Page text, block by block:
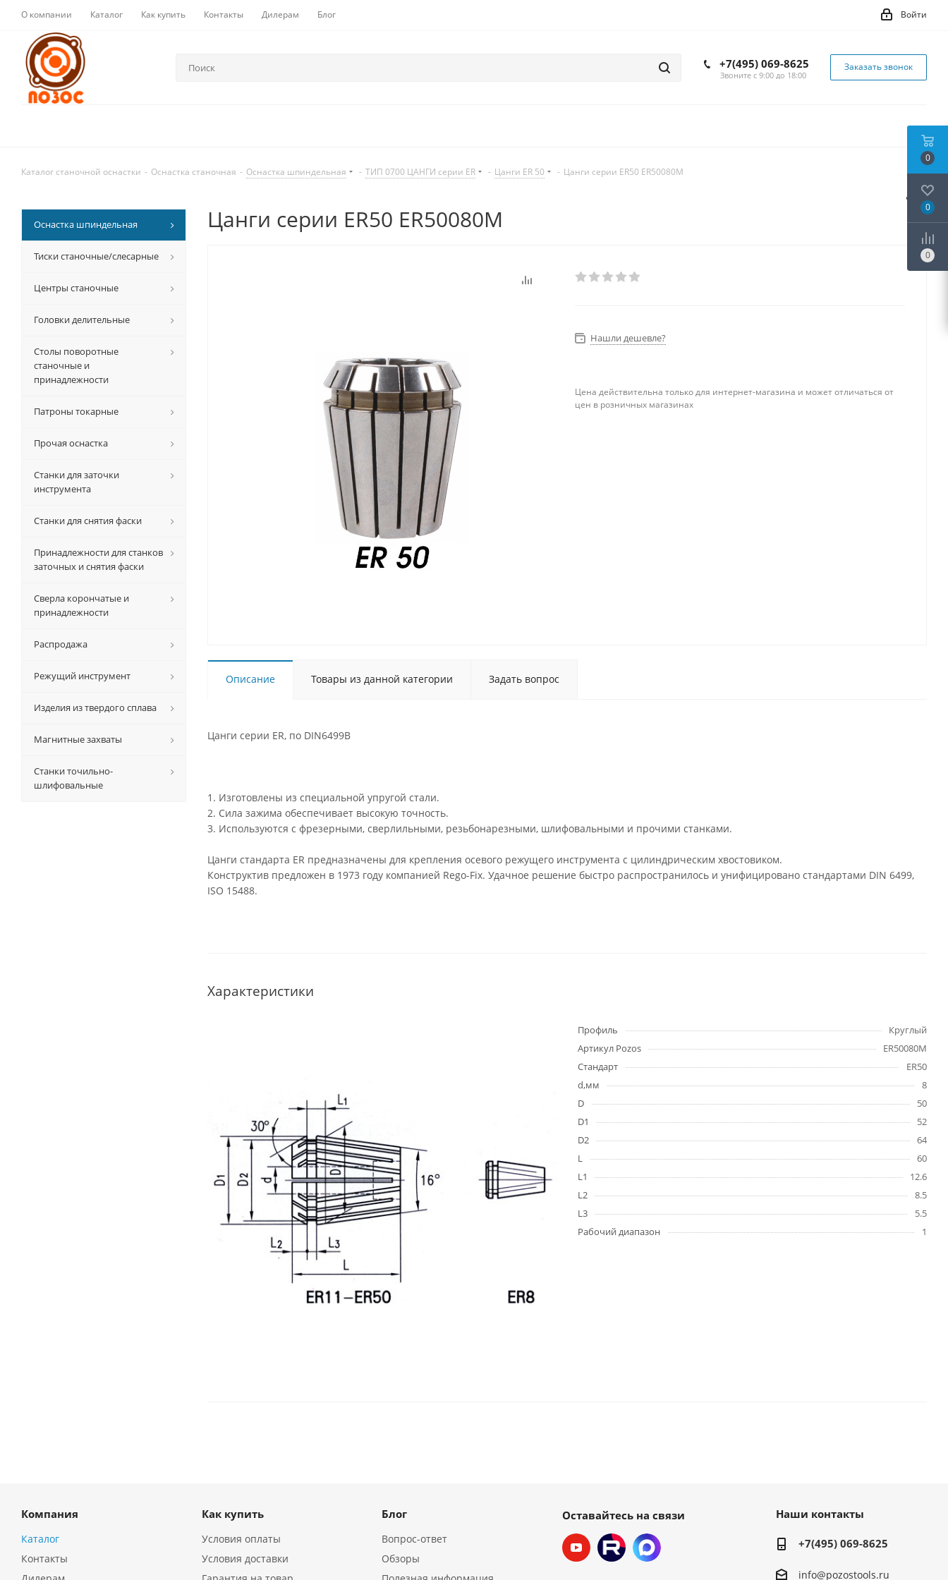
О компании Каталог Как купить Контакты Дилерам Блог Войти
+7(495) 069-8625
Звоните с 9:00 до 18:00
Заказать звонок
Каталог станочной оснастки - Оснастка станочная - Оснастка шпиндельная - ТИП 0700 ЦАНГИ серии ER - Цанги ER 50 - Цанги серии ER50 ER50080M
Цанги серии ER50 ER50080M
Нашли дешевле?
Цена действительна только для интернет-магазина и может отличаться от
цен в розничных магазинах
Описание Товары из данной категории Задать вопрос
Цанги серии ER, по DIN6499B
1. Изготовлены из специальной упругой стали.
2. Сила зажима обеспечивает высокую точность.
3. Используются с фрезерными, сверлильными, резьбонарезными, шлифовальными и прочими станками.
Цанги стандарта ER предназначены для крепления осевого режущего инструмента с цилиндрическим хвостовиком.
Конструктив предложен в 1973 году компанией Rego-Fix. Удачное решение быстро распространилось и унифицировано стандартами DIN 6499,
ISO 15488.
Характеристики
Профиль
Круглый
Артикул Pozos
ER50080M
Стандарт
ER50
d,мм
8
D
50
D1
52
D2
64
L
60
L1
12.6
L2
8.5
L3
5.5
Рабочий диапазон
1
Оснастка шпиндельная
Тиски станочные/слесарные
Центры станочные
Головки делительные
Столы поворотные
станочные и
принадлежности
Патроны токарные
Прочая оснастка
Станки для заточки
инструмента
Станки для снятия фаски
Принадлежности для станков
заточных и снятия фаски
Сверла корончатые и
принадлежности
Распродажа
Режущий инструмент
Изделия из твердого сплава
Магнитные захваты
Станки точильно-
шлифовальные
Компания
Каталог
Контакты
Как купить
Условия оплаты
Условия доставки
Блог
Вопрос-ответ
Обзоры
Оставайтесь на связи Наши контакты
+7(495) 069-8625
info@pozostools.ru
0
0
0